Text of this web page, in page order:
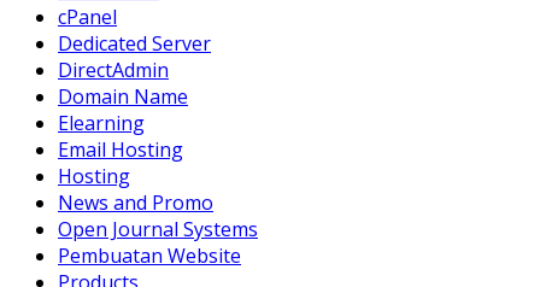
cPanel
Dedicated Server
DirectAdmin
Domain Name
Elearning
Email Hosting
Hosting
News and Promo
Open Journal Systems
Pembuatan Website